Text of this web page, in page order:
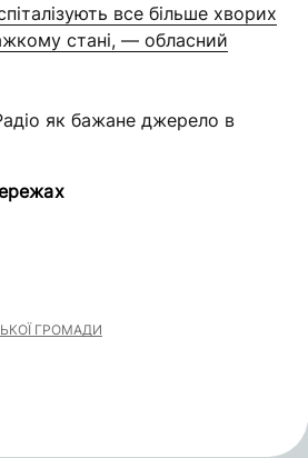
все більше хворих
стані, — обласний
як бажане джерело в
ГРОМАДИ